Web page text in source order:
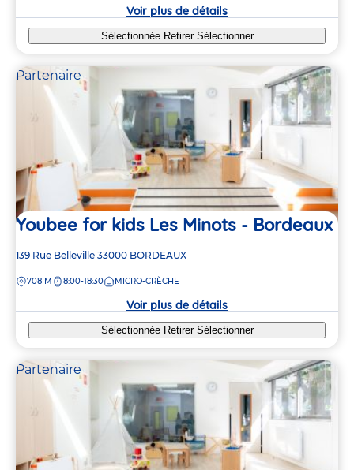
Voir plus de détails
Sélectionnée Retirer Sélectionner
Partenaire
Youbee for kids Les Minots - Bordeaux
Adresse
la
139 Rue Belleville 33000 BORDEAUX
DISTANCE
708 M 8:00-18:30 MICRO-CRÈCHE
Voir plus de détails
Sélectionnée Retirer Sélectionner
Partenaire